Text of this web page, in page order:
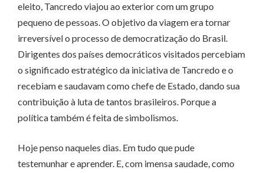
eleito, Tancredo viajou ao exterior com um grupo
pequeno de pessoas. O objetivo da viagem era tornar
irreversível o processo de democratização do Brasil.
Dirigentes dos países democráticos visitados percebiam
o significado estratégico da iniciativa de Tancredo e o
recebiam e saudavam como chefe de Estado, dando sua
contribuição à luta de tantos brasileiros. Porque a
política também é feita de simbolismos.
Hoje penso naqueles dias. Em tudo que pude
testemunhar e aprender. E, com imensa saudade, como